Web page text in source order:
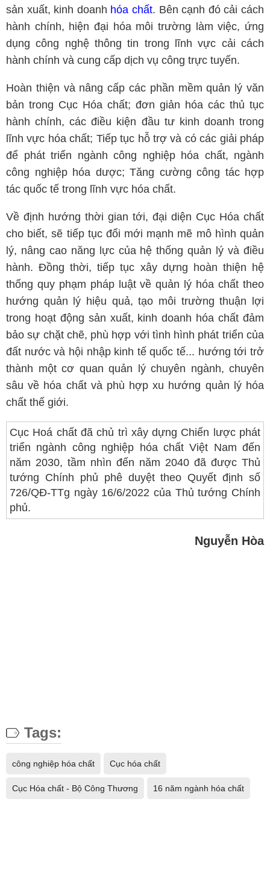
sản xuất, kinh doanh hóa chất. Bên cạnh đó cải cách
hành chính, hiện đại hóa môi trường làm việc, ứng
dụng công nghệ thông tin trong lĩnh vực cải cách
hành chính và cung cấp dịch vụ công trực tuyến.
Hoàn thiện và nâng cấp các phần mềm quản lý văn
bản trong Cục Hóa chất; đơn giản hóa các thủ tục
hành chính, các điều kiện đầu tư kinh doanh trong
lĩnh vực hóa chất; Tiếp tục hỗ trợ và có các giải pháp
để phát triển ngành công nghiệp hóa chất, ngành
công nghiệp hóa dược; Tăng cường công tác hợp
tác quốc tế trong lĩnh vực hóa chất.
Về định hướng thời gian tới, đại diện Cục Hóa chất
cho biết, sẽ tiếp tục đổi mới mạnh mẽ mô hình quản
lý, nâng cao năng lực của hệ thống quản lý và điều
hành. Đồng thời, tiếp tục xây dựng hoàn thiện hệ
thống quy phạm pháp luật về quản lý hóa chất theo
hướng quản lý hiệu quả, tạo môi trường thuận lợi
trong hoạt động sản xuất, kinh doanh hóa chất đảm
bảo sự chặt chẽ, phù hợp với tình hình phát triển của
đất nước và hội nhập kinh tế quốc tế... hướng tới trở
thành một cơ quan quản lý chuyên ngành, chuyên
sâu về hóa chất và phù hợp xu hướng quản lý hóa
chất thế giới.
Cục Hoá chất đã chủ trì xây dựng Chiến lược phát
triển ngành công nghiệp hóa chất Việt Nam đến
năm 2030, tầm nhìn đến năm 2040 đã được Thủ
tướng Chính phủ phê duyệt theo Quyết định số
726/QĐ-TTg ngày 16/6/2022 của Thủ tướng Chính
phủ.
Nguyễn Hòa
Tags:
công nghiệp hóa chất Cục hóa chất
Cục Hóa chất - Bộ Công Thương 16 năm ngành hóa chất